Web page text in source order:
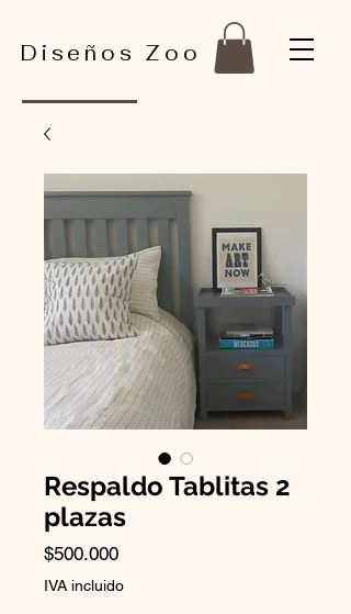
Diseños Zoo
Respaldo Tablitas 2
plazas
$500.000Precio
IVA incluido